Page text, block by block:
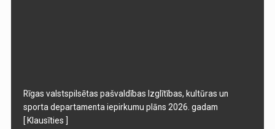
Rīgas valstspilsētas pašvaldības Izglītības, kultūras un
sporta departamenta iepirkumu plāns 2026. gadam
[ Klausīties ]